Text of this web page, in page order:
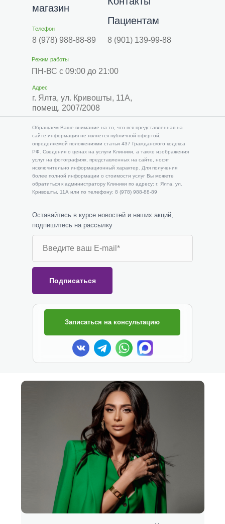
Подписаться
Телефон
8 (901) 139-99-88
8 (978) 988-88-89
Адрес
г. Ялта, ул. Кривошты, 11А,
помещ. 2007/2008
Режим работы
ПН-ВС с 09:00 до 21:00
​​Обращаем Ваше внимание на то, что вся представленная на
сайте информация не является публичной офертой,
определяемой положениями статьи 437 Гражданского кодекса
РФ. Сведения о ценах на услуги Клиники, а также изображения
услуг на фотографиях, представленных на сайте, носят
исключительно информационный характер. Для получения
более полной информации о стоимости услуг Вы можете
обратиться к администратору Клиники по адресу: г. Ялта, ул.
Кривошты, 11А или по телефону: 8 (978) 988-88-89
Оставайтесь в курсе новостей и наших акций,
подпишитесь на рассылку
Записаться на консультацию
магазин
Пациентам